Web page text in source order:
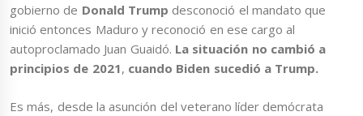
gobierno de Donald Trump desconoció el mandato que
inició entonces Maduro y reconoció en ese cargo al
autoproclamado Juan Guaidó. La situación no cambió a
principios de 2021, cuando Biden sucedió a Trump.
Es más, desde la asunción del veterano líder demócrata